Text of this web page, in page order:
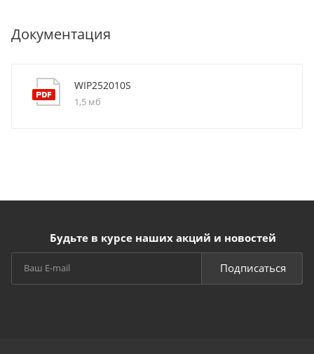
Документация
WIP252010S
1,5 мб
Будьте в курсе наших акций и новостей
Подписаться